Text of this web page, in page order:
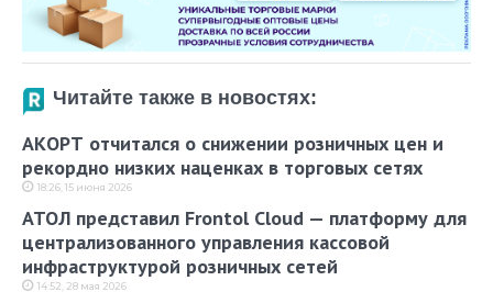
Читайте также в новостях:
АКОРТ отчитался о снижении розничных цен и
рекордно низких наценках в торговых сетях
18:26, 15 июня 2026
АТОЛ представил Frontol Cloud — платформу для
централизованного управления кассовой
инфраструктурой розничных сетей
14:52, 28 мая 2026